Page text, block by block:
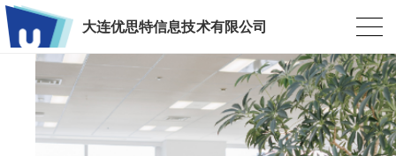
大连优思特信息技术有限公司